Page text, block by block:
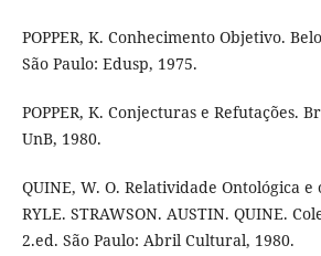
POPPER, K. Conhecimento Objetivo.
São Paulo: Edusp, 1975.
POPPER, K. Conjecturas e Refutações.
UnB, 1980.
QUINE, W. O. Relatividade Ontológica e
RYLE. STRAWSON. AUSTIN. QUINE.
2.ed. São Paulo: Abril Cultural, 1980.